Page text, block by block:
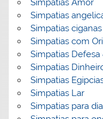
Simpatias Amor
Simpatias
Simpatias ciganas
Simpatias com
Simpatias Defesa
Simpatias
Simpatias
Simpatias Lar
Simpatias para